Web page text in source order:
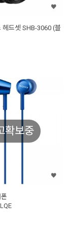
헤드셋 SHB-3060 (블
확보중